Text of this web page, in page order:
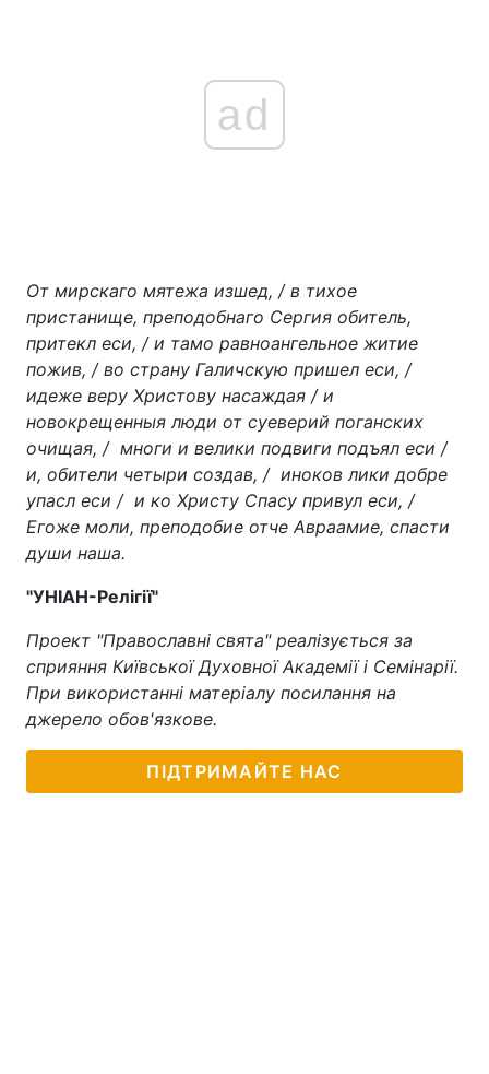
ad
От мирскаго мятежа изшед, / в тихое
пристанище, преподобнаго Сергия обитель,
притекл еси, / и тамо равноангельное житие
пожив, / во страну Галичскую пришел еси, /
идеже веру Христову насаждая / и
новокрещенныя люди от суеверий поганских
очищая, / многи и велики подвиги подъял еси /
и, обители четыри создав, / иноков лики добре
упасл еси / и ко Христу Спасу привул еси, /
Егоже моли, преподобие отче Авраамие, спасти
души наша.
"УНІАН-Релігії"
Проект "Православні свята" реалізується за
сприяння Київської Духовної Академії і Семінарії.
При використанні матеріалу посилання на
джерело обов'язкове.
ПІДТРИМАЙТЕ НАС